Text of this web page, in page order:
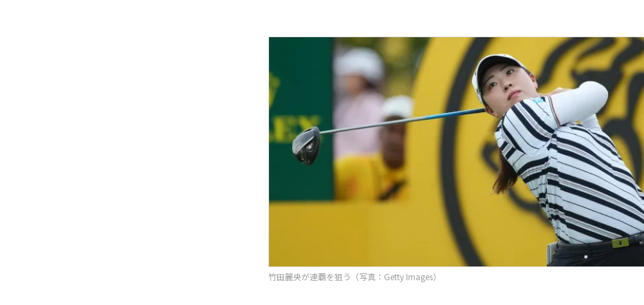
竹田麗央が連覇を狙う（写真：Getty Images）